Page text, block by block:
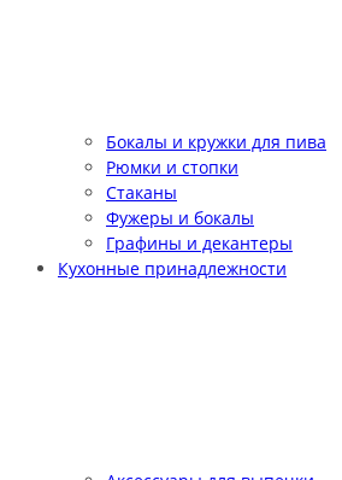
Бокалы и кружки для пива
Рюмки и стопки
Стаканы
Фужеры и бокалы
Графины и декантеры
Кухонные принадлежности